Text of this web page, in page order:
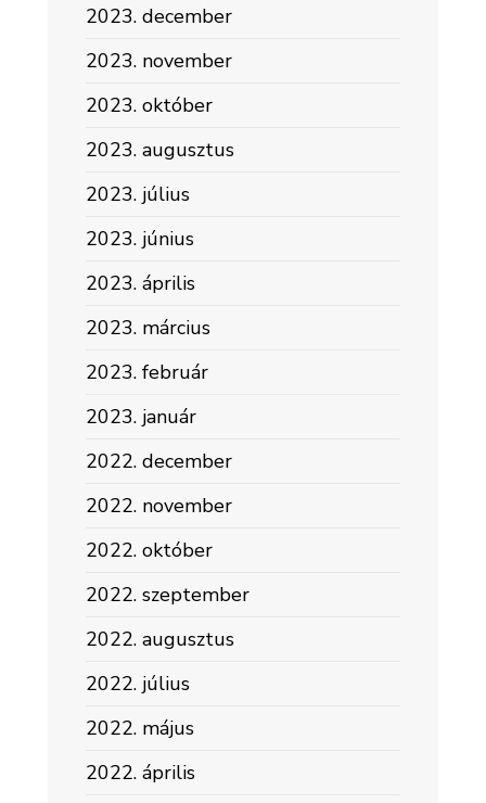
2023. december
2023. november
2023. október
2023. augusztus
2023. július
2023. június
2023. április
2023. március
2023. február
2023. január
2022. december
2022. november
2022. október
2022. szeptember
2022. augusztus
2022. július
2022. május
2022. április